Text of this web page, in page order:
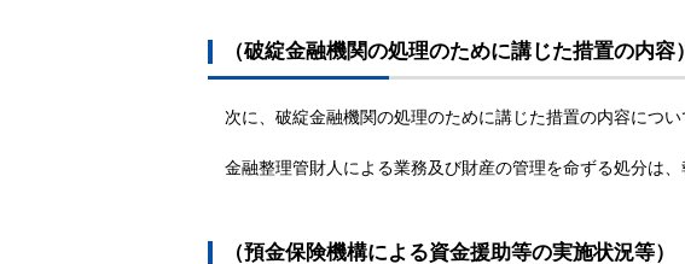
（破綻金融機関の処理のために講じた措置の内容）
次に、破綻金融機関の処理のために講じた措置の内容につい
金融整理管財人による業務及び財産の管理を命ずる処分は
（預金保険機構による資金援助等の実施状況等）